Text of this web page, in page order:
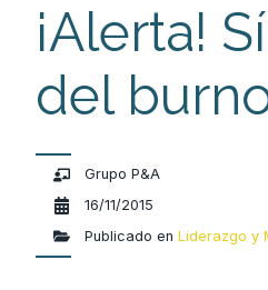
¡Alerta!
del
Grupo P&A
16/11/2015
Publicado en Liderazgo y